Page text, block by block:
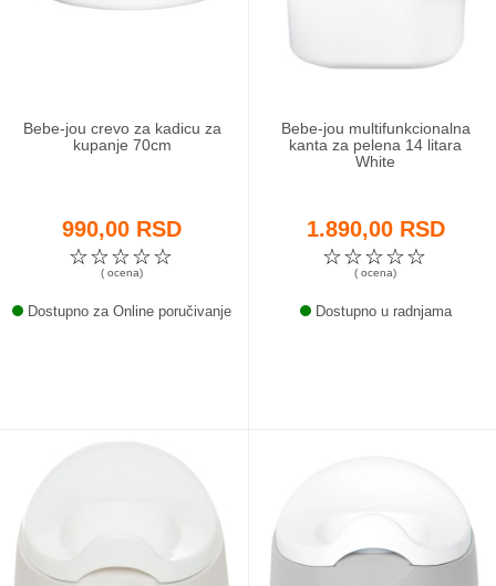
AKCIJA
Call Centar
011 438 1 000
Bebe-jou crevo za kadicu za
kupanje 70cm
990,00 RSD
☆
☆
☆
☆
☆
( ocena)
Dostupno za Online poručivanje
Bebe-jou multifunkcionalna
kanta za pelena 14 litara
White
1.890,00 RSD
☆
☆
☆
☆
☆
( ocena)
Dostupno u radnjama